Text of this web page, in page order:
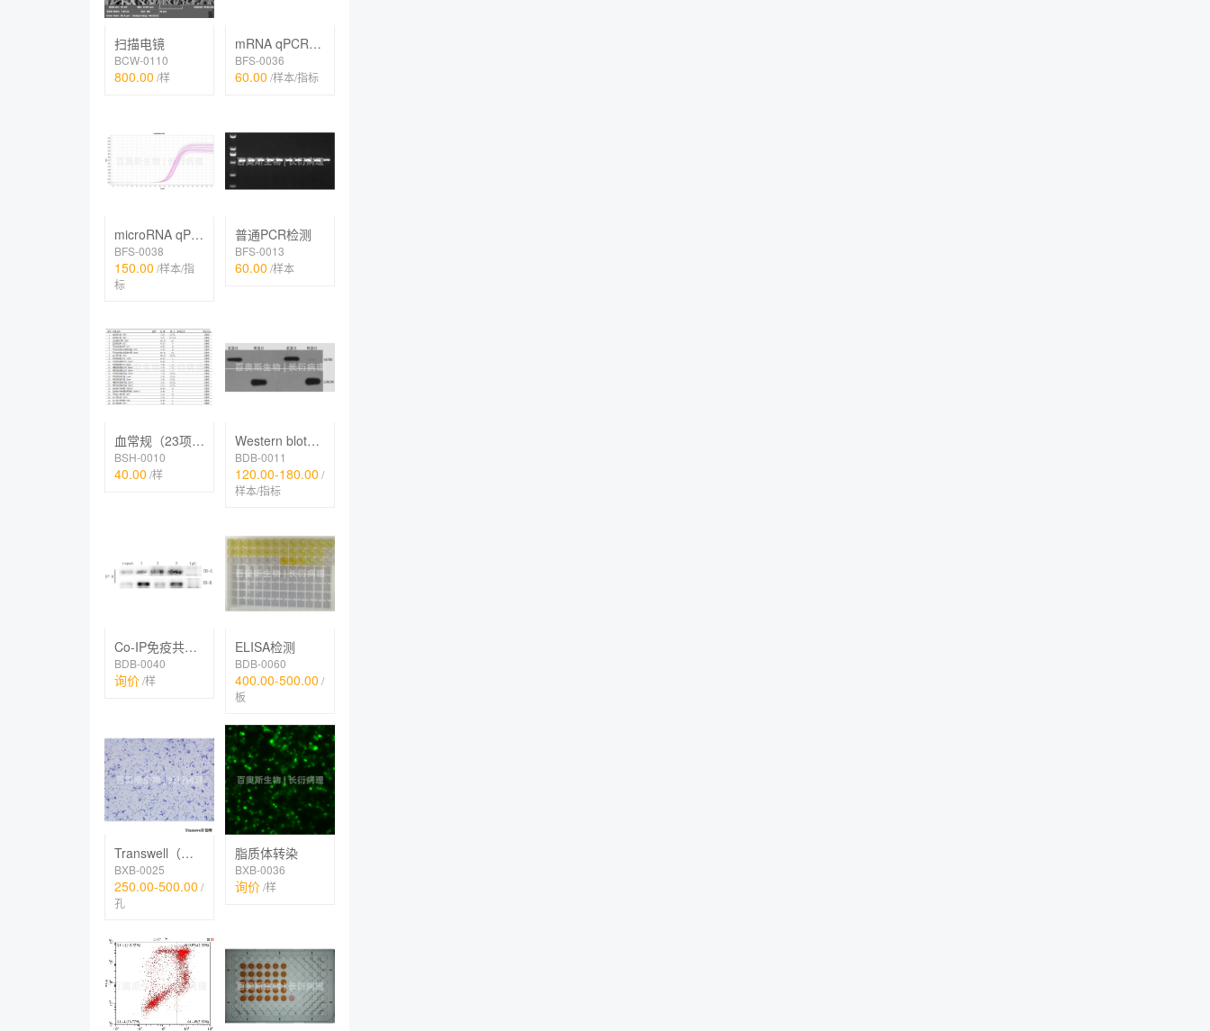
扫描电镜
BCW-0110
800.00 /样
mRNA qPCR检测
BFS-0036
60.00 /样本/指标
microRNA qPCR检测
BFS-0038
150.00 /样本/指
标
普通PCR检测
BFS-0013
60.00 /样本
血常规（23项，五分类）
BSH-0010
40.00 /样
Western blot（膜、核、线粒体等细胞器蛋白）
BDB-0011
120.00-180.00 /
样本/指标
Co-IP免疫共沉淀
BDB-0040
询价/样
ELISA检测
BDB-0060
400.00-500.00 /
板
Transwell（迁移、趋化、侵袭、共培养）
BXB-0025
250.00-500.00 /
孔
脂质体转染
BXB-0036
询价/样